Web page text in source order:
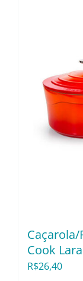
Caçarola/
Cook
R$26,40